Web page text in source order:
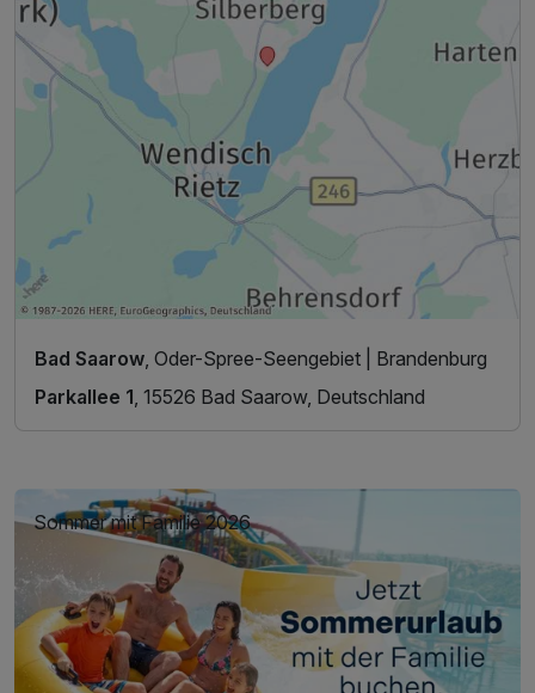
Bad Saarow , Oder-Spree-Seengebiet | Brandenburg
Parkallee 1 , 15526 Bad Saarow, Deutschland
Sommer mit Familie 2026